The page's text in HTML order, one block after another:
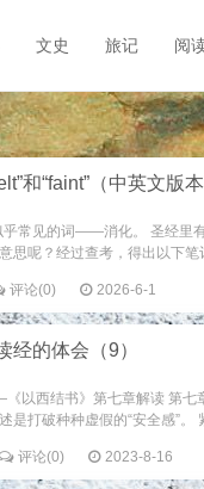
文史 旅记 阅
（中英文版本不对应问题初探之
常见的词——消化。 圣经里有
思呢？经过查考，得出以下
评论(0) 2026-6-1
经的体会（9）
以西结书》第七章解读 第七
是打破种种虚假的“安全感”。
评论(0) 2023-8-16